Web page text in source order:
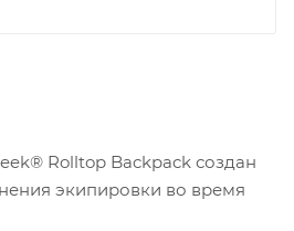
Rolltop Backpack создан
экипировки во время